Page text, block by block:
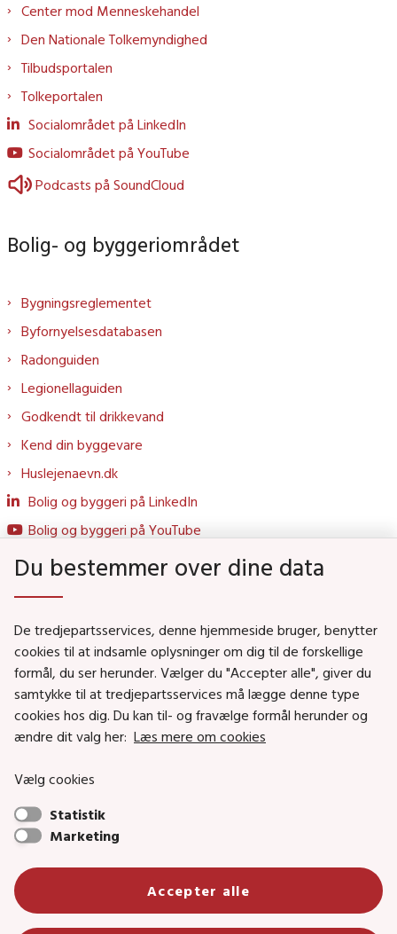
Center mod Menneskehandel
Den Nationale Tolkemyndighed
Tilbudsportalen
Tolkeportalen
Socialområdet på LinkedIn
Socialområdet på YouTube
Podcasts på SoundCloud
Bolig- og byggeriområdet
Bygningsreglementet
Byfornyelsesdatabasen
Radonguiden
Legionellaguiden
Godkendt til drikkevand
Kend din byggevare
Huslejenaevn.dk
Bolig og byggeri på LinkedIn
Bolig og byggeri på YouTube
Social- og Boligministeriet
Job i Social- og Boligstyrelsen
Puljer og tilskud
Nyhedsbreve
Social- og Boligstyrelsens nyheder som RSS feed
Social- og Boligstyrelsen • Tlf.: 72 42 37 00 •
sikkermail• EAN-nr.: 5798000354838 • CVR-nr.:
26144698
Du bestemmer over dine data
De tredjepartsservices, denne hjemmeside bruger, benytter
cookies til at indsamle oplysninger om dig til de forskellige
formål, du ser herunder. Vælger du "Accepter alle", giver du
samtykke til at tredjepartsservices må lægge denne type
cookies hos dig. Du kan til- og fravælge formål herunder og
ændre dit valg her: Læs mere om cookies
Vælg cookies
Statistik
Marketing
Accepter alle